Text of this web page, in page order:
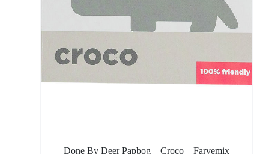
Done By Deer Papbog – Croco – Farvemix